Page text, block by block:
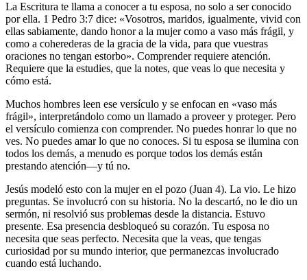
La Escritura te llama a conocer a tu esposa, no solo a ser conocido
por ella. 1 Pedro 3:7 dice: «Vosotros, maridos, igualmente, vivid con
ellas sabiamente, dando honor a la mujer como a vaso más frágil, y
como a coherederas de la gracia de la vida, para que vuestras
oraciones no tengan estorbo». Comprender requiere atención.
Requiere que la estudies, que la notes, que veas lo que necesita y
cómo está.
Muchos hombres leen ese versículo y se enfocan en «vaso más
frágil», interpretándolo como un llamado a proveer y proteger. Pero
el versículo comienza con comprender. No puedes honrar lo que no
ves. No puedes amar lo que no conoces. Si tu esposa se ilumina con
todos los demás, a menudo es porque todos los demás están
prestando atención—y tú no.
Jesús modeló esto con la mujer en el pozo (Juan 4). La vio. Le hizo
preguntas. Se involucró con su historia. No la descartó, no le dio un
sermón, ni resolvió sus problemas desde la distancia. Estuvo
presente. Esa presencia desbloqueó su corazón. Tu esposa no
necesita que seas perfecto. Necesita que la veas, que tengas
curiosidad por su mundo interior, que permanezcas involucrado
cuando está luchando.